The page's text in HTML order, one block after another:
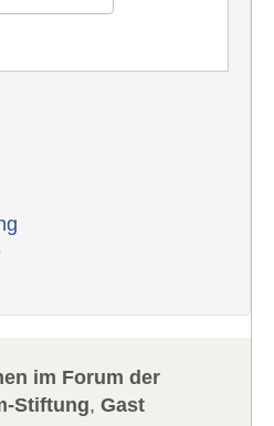
im Forum der
Stiftung,Gast